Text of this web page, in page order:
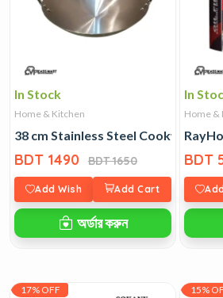
In Stock
Home & Kitchen
38 cm Stainless Steel Cookware
BDT 1490 BDT 1650
Add Wish Add Cart
অর্ডার করুন
In
Home &
BDT
17% OFF 15%